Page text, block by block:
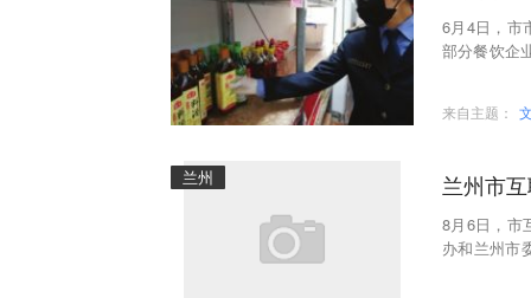
6月4日，市
部分餐饮企
来自主题：
兰州 兰州市
8月6日，市
办和兰州市